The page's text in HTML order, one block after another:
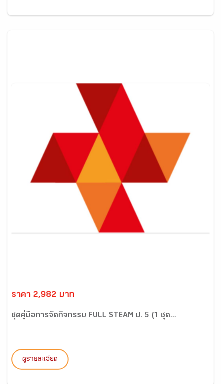
ราคา 2,982 บาท
ชุดคู่มือการจัดกิจกรรม FULL STEAM ป. 5 (1 ชุด...
ดูรายละเอียด